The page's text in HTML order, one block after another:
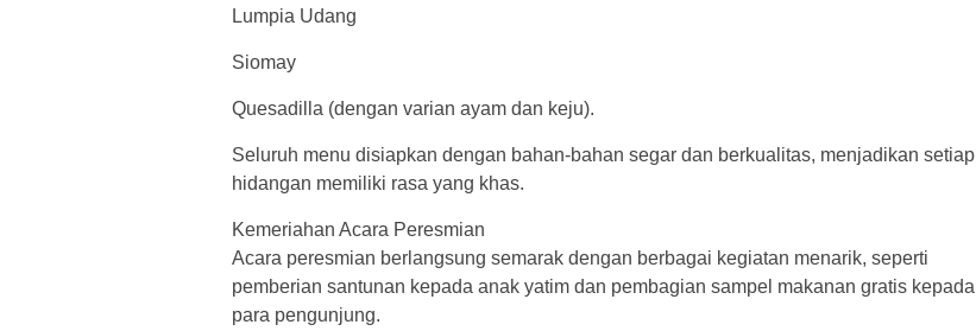
Lumpia Udang
Siomay
Quesadilla (dengan varian ayam dan keju).
Seluruh menu disiapkan dengan bahan-bahan segar dan berkualitas, menjadikan setiap
hidangan memiliki rasa yang khas.
Kemeriahan Acara Peresmian
Acara peresmian berlangsung semarak dengan berbagai kegiatan menarik, seperti
pemberian santunan kepada anak yatim dan pembagian sampel makanan gratis kepada
para pengunjung.